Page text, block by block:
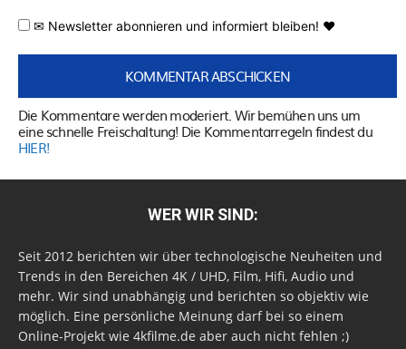
✉ Newsletter abonnieren und informiert bleiben! ♥
Die Kommentare werden moderiert. Wir bemühen uns um
eine schnelle Freischaltung! Die Kommentarregeln findest du
HIER!
WER WIR SIND:
Seit 2012 berichten wir über technologische Neuheiten und
Trends in den Bereichen 4K / UHD, Film, Hifi, Audio und
mehr. Wir sind unabhängig und berichten so objektiv wie
möglich. Eine persönliche Meinung darf bei so einem
Online-Projekt wie 4kfilme.de aber auch nicht fehlen ;)